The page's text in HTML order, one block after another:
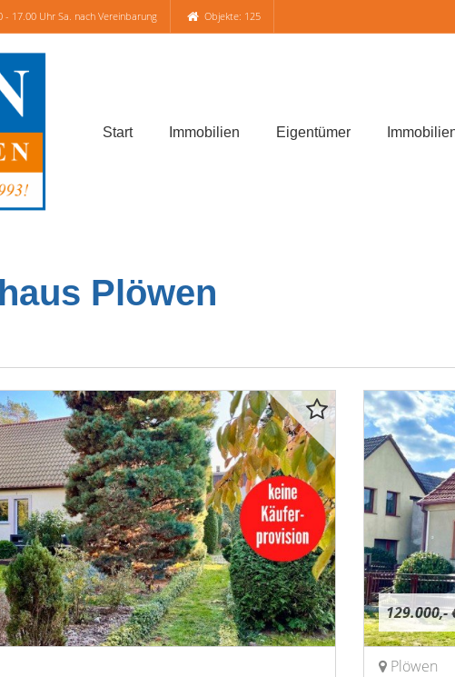
- 17.00 Uhr Sa. nach Vereinbarung Objekte: 125
Start Immobilien Eigentümer
Plöwen
129.000,-
Plöwen